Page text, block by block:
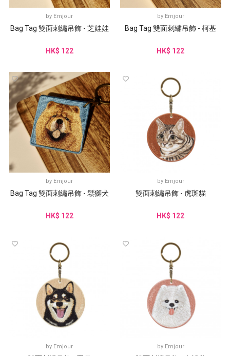
by Emjour
Bag Tag 雙面刺繡吊飾 - 芝娃娃
HK$ 122
by Emjour
Bag Tag 雙面刺繡吊飾 - 柯基
HK$ 122
by Emjour
Bag Tag 雙面刺繡吊飾 - 鬆獅犬
HK$ 122
by Emjour
雙面刺繡吊飾 - 虎斑貓
HK$ 122
by Emjour by Emjour